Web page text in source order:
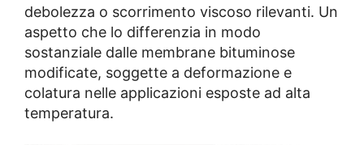
debolezza o scorrimento viscoso rilevanti. Un
aspetto che lo differenzia in modo
sostanziale dalle membrane bituminose
modificate, soggette a deformazione e
colatura nelle applicazioni esposte ad alta
temperatura.